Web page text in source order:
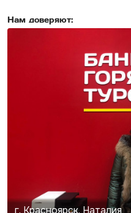
Нам доверяют:
г. Красноярск, Наталия